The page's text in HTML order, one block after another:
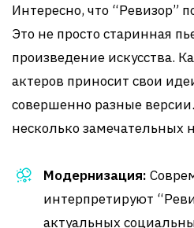
Интересно, что “Ревизор”
Это не просто старинная
произведение искусства.
актеров приносит свои
совершенно разные
несколько замечательных
Модернизация:
интерпретируют
актуальных